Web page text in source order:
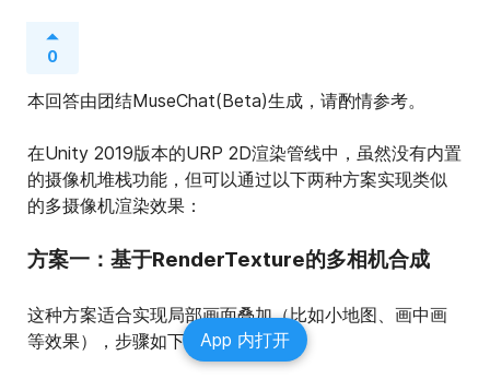
0
本回答由团结MuseChat(Beta)生成，请酌情参考。
在Unity 2019版本的URP 2D渲染管线中，虽然没有内置
的摄像机堆栈功能，但可以通过以下两种方案实现类似
的多摄像机渲染效果：
方案一：基于RenderTexture的多相机合成
这种方案适合实现局部画面叠加（比如小地图、画中画
等效果），步骤如下：App 内打开